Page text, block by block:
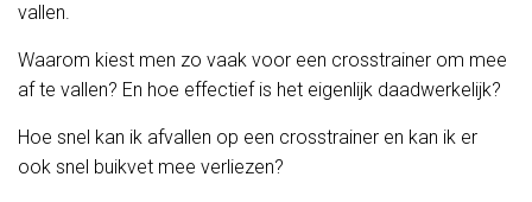
vallen.
Waarom kiest men zo vaak voor een crosstrainer om mee
af te vallen? En hoe effectief is het eigenlijk daadwerkelijk?
Hoe snel kan ik afvallen op een crosstrainer en kan ik er
ook snel buikvet mee verliezen?